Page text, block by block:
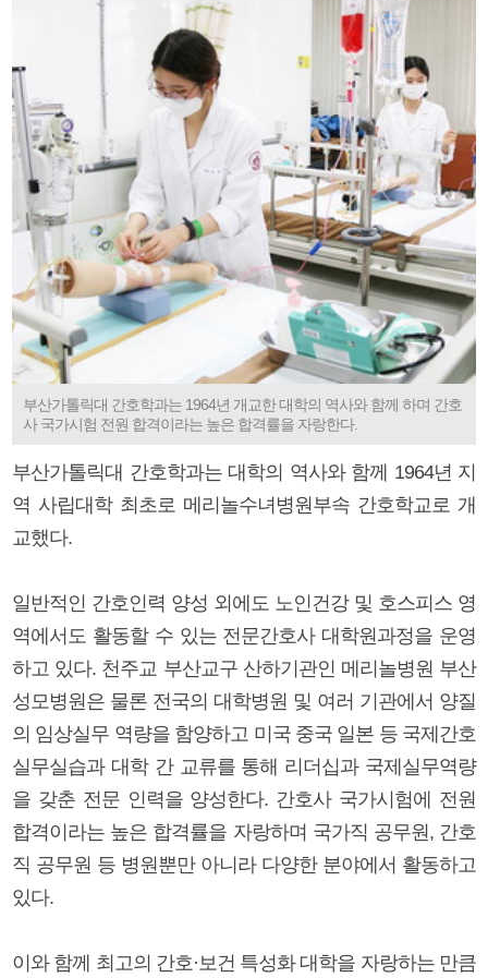
부산가톨릭대 간호학과는 1964년 개교한 대학의 역사와 함께 하며 간호
사 국가시험 전원 합격이라는 높은 합격률을 자랑한다.
부산가톨릭대 간호학과는 대학의 역사와 함께 1964년 지
역 사립대학 최초로 메리놀수녀병원부속 간호학교로 개
교했다.
일반적인 간호인력 양성 외에도 노인건강 및 호스피스 영
역에서도 활동할 수 있는 전문간호사 대학원과정을 운영
하고 있다. 천주교 부산교구 산하기관인 메리놀병원 부산
성모병원은 물론 전국의 대학병원 및 여러 기관에서 양질
의 임상실무 역량을 함양하고 미국 중국 일본 등 국제간호
실무실습과 대학 간 교류를 통해 리더십과 국제실무역량
을 갖춘 전문 인력을 양성한다. 간호사 국가시험에 전원
합격이라는 높은 합격률을 자랑하며 국가직 공무원, 간호
직 공무원 등 병원뿐만 아니라 다양한 분야에서 활동하고
있다.
이와 함께 최고의 간호·보건 특성화 대학을 자랑하는 만큼